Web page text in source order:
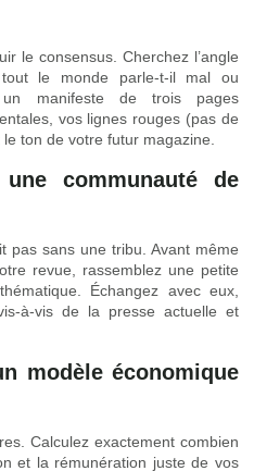
le consensus. Cherchez l’angle
le monde parle-t-il mal ou
un manifeste de trois pages
vos lignes rouges (pas de
ton de votre futur magazine.
communauté de
pas sans une tribu. Avant même
revue, rassemblez une petite
Échangez avec eux,
à-vis de la presse actuelle et
modèle économique
Calculez exactement combien
et la rémunération juste de vos